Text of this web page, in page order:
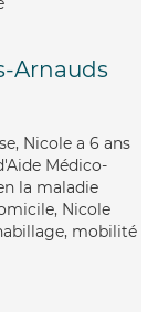
Arnauds
Nicole a 6 ans
Médico-
la maladie
Nicole
mobilité